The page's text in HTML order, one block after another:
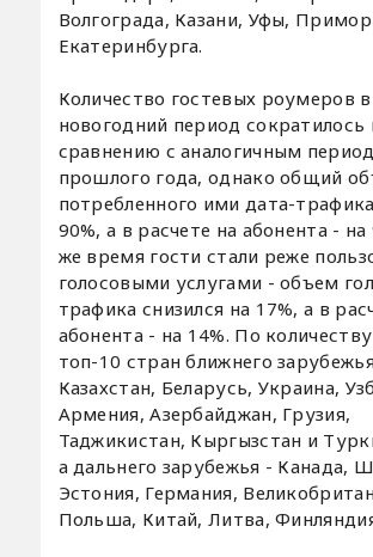
Волгограда, Казани, Уфы,
Екатеринбурга.
Количество гостевых роумеров в
новогодний период сократилось
сравнению с аналогичным
прошлого года, однако общий
потребленного ими дата-
90%, а в расчете на абонента - на
же время гости стали реже
голосовыми услугами - объем
трафика снизился на 17%, а в
абонента - на 14%. По
топ-10 стран ближнего
Казахстан, Беларусь, Украина,
Армения, Азербайджан, Грузия,
Таджикистан, Кыргызстан и
а дальнего зарубежья - Канада,
Эстония, Германия,
Польша, Китай, Литва,